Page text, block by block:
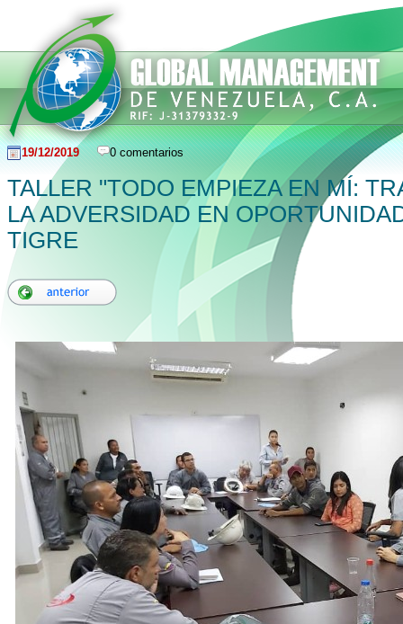
19/12/2019 0 comentarios
TALLER "TODO EMPIEZA EN MÍ:
LA ADVERSIDAD EN
TIGRE